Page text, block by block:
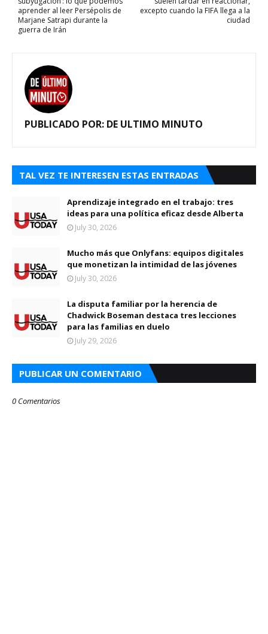
excepto cuando la FIFA llega a la
ciudad
aprender al leer Persépolis de
Marjane Satrapi durante la
guerra de Irán
PUBLICADO POR: DE ULTIMO MINUTO
TAL VEZ TE INTERESEN ESTAS ENTRADAS
Aprendizaje integrado en el trabajo: tres
ideas para una política eficaz desde Alberta
July 30, 2026
Mucho más que Onlyfans: equipos digitales
que monetizan la intimidad de las jóvenes
July 30, 2026
La disputa familiar por la herencia de
Chadwick Boseman destaca tres lecciones
para las familias en duelo
July 29, 2026
PUBLICAR UN COMENTARIO
0 Comentarios